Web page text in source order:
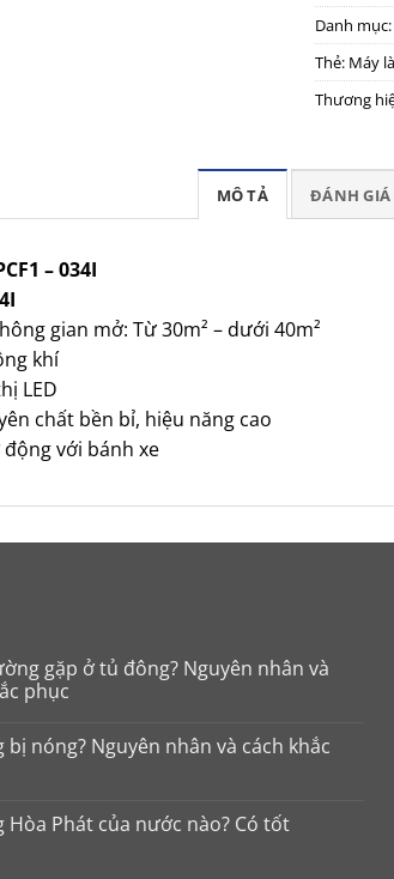
Danh mục:
Thẻ: Máy
Thương
MÔ TẢ ĐÁNH GIÁ
– 034I
gian mở: Từ 30m² – dưới 40m²
khí
LED
chất bền bỉ, hiệu năng cao
với bánh xe
gặp ở tủ đông? Nguyên nhân và
phục
bị nóng? Nguyên nhân và cách khắc
Hòa Phát của nước nào? Có tốt